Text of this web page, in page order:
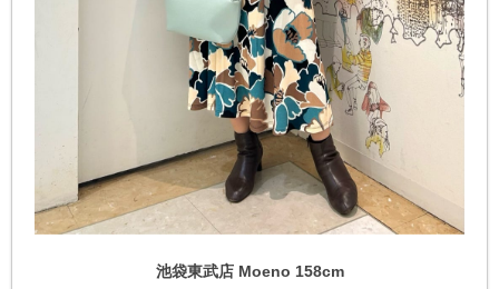
池袋東武店 Moeno 158cm